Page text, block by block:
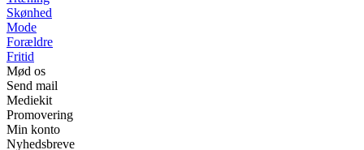
Skønhed
Mode
Forældre
Fritid
Mød os
Send mail
Mediekit
Promovering
Min konto
Nyhedsbreve